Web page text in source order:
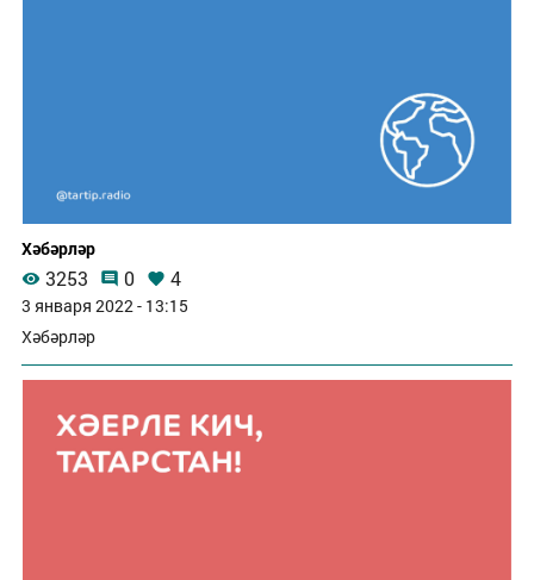
Хәбәрләр
3253 0 4
3 января 2022 - 13:15
Хәбәрләр